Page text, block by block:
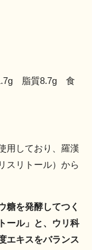
脂質8.7g 食
用しており、羅漢
スリトール）から
糖を発酵してつく
ール」と、ウリ科
エキスをバランス